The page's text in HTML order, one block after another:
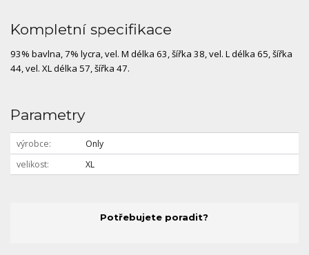
Kompletní specifikace
93% bavlna, 7% lycra, vel. M délka 63, šířka 38, vel. L délka 65, šířka
44, vel. XL délka 57, šířka 47.
Parametry
výrobce
Only
velikost
XL
Potřebujete poradit?